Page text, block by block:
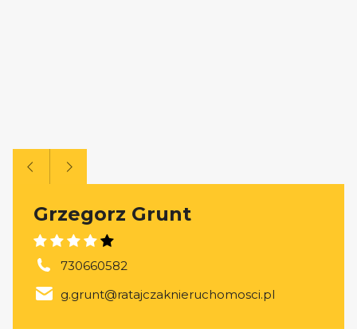
Grzegorz Grunt
730660582
g.grunt@ratajczaknieruchomosci.pl